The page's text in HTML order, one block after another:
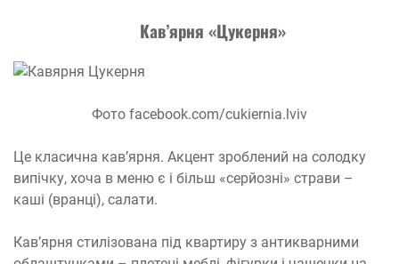
Кав’ярня «Цукерня»
Фото facebook.com/cukiernia.lviv
Це класична кав’ярня. Акцент зроблений на солодку
випічку, хоча в меню є і більш «серйозні» страви –
каші (вранці), салати.
Кав’ярня стилізована під квартиру з антикварними